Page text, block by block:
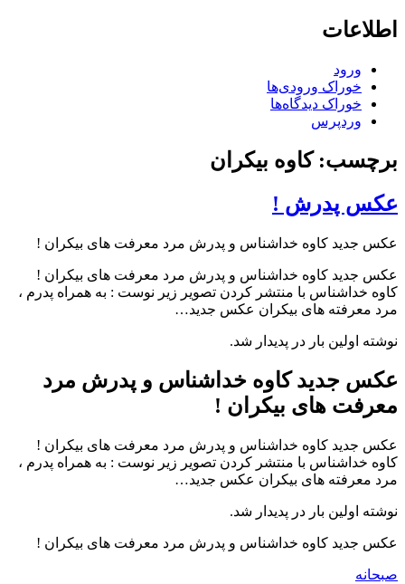
اطلاعات
ورود
خوراک ورودی‌ها
خوراک دیدگاه‌ها
وردپرس
برچسب: کاوه بیکران
عکس پدرش !
عکس جدید کاوه خداشناس و پدرش مرد معرفت های بیکران !
عکس جدید کاوه خداشناس و پدرش مرد معرفت های بیکران !
کاوه خداشناس با منتشر کردن تصویر زیر نوست : به همراه پدرم ،
مرد معرفته های بیکران عکس جدید…
نوشته اولین بار در پدیدار شد.
عکس جدید کاوه خداشناس و پدرش مرد
معرفت های بیکران !
عکس جدید کاوه خداشناس و پدرش مرد معرفت های بیکران !
کاوه خداشناس با منتشر کردن تصویر زیر نوست : به همراه پدرم ،
مرد معرفته های بیکران عکس جدید…
نوشته اولین بار در پدیدار شد.
عکس جدید کاوه خداشناس و پدرش مرد معرفت های بیکران !
صبحانه